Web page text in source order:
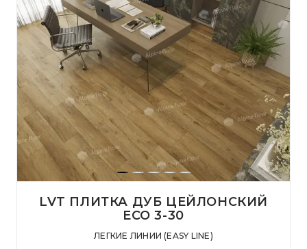
LVT ПЛИТКА ДУБ ЦЕЙЛОНСКИЙ
ЕСО 3-30
ЛЕГКИЕ ЛИНИИ (EASY LINE)